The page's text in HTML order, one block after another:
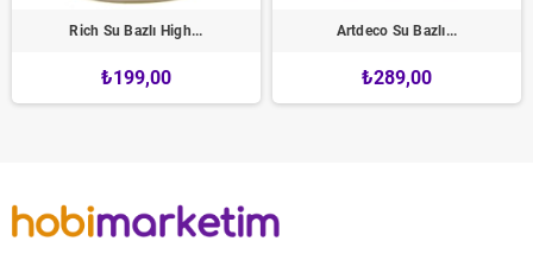
Rich Su Bazlı High...
₺199,00
Artdeco Su Bazlı...
₺289,00